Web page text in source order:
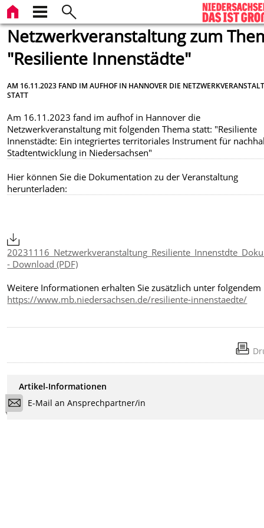
Netzwerkveranstaltung zum
"Resiliente Innenstädte"
AM 16.11.2023 FAND IM AUFHOF IN HANNOVER DIE
STATT
Am 16.11.2023 fand im aufhof in Hannover die
Netzwerkveranstaltung mit folgenden Thema statt: "Resiliente
Innenstädte: Ein integriertes territoriales Instrument für
Stadtentwicklung in Niedersachsen"
Hier können Sie die Dokumentation zu der Veranstaltung
herunterladen:
- Download (PDF)
Weitere Informationen erhalten Sie zusätzlich unter folgendem
https://www.mb.niedersachsen.de/resiliente-innenstaedte/
Artikel-Informationen
E-Mail an Ansprechpartner/in